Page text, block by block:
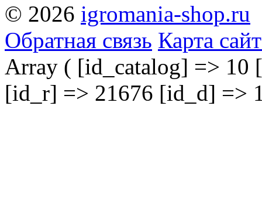
© 2026 igromania-shop.ru
Обратная связь Карта
Array ( [id_catalog] =>
[id_r] => 21676 [id_d] =>